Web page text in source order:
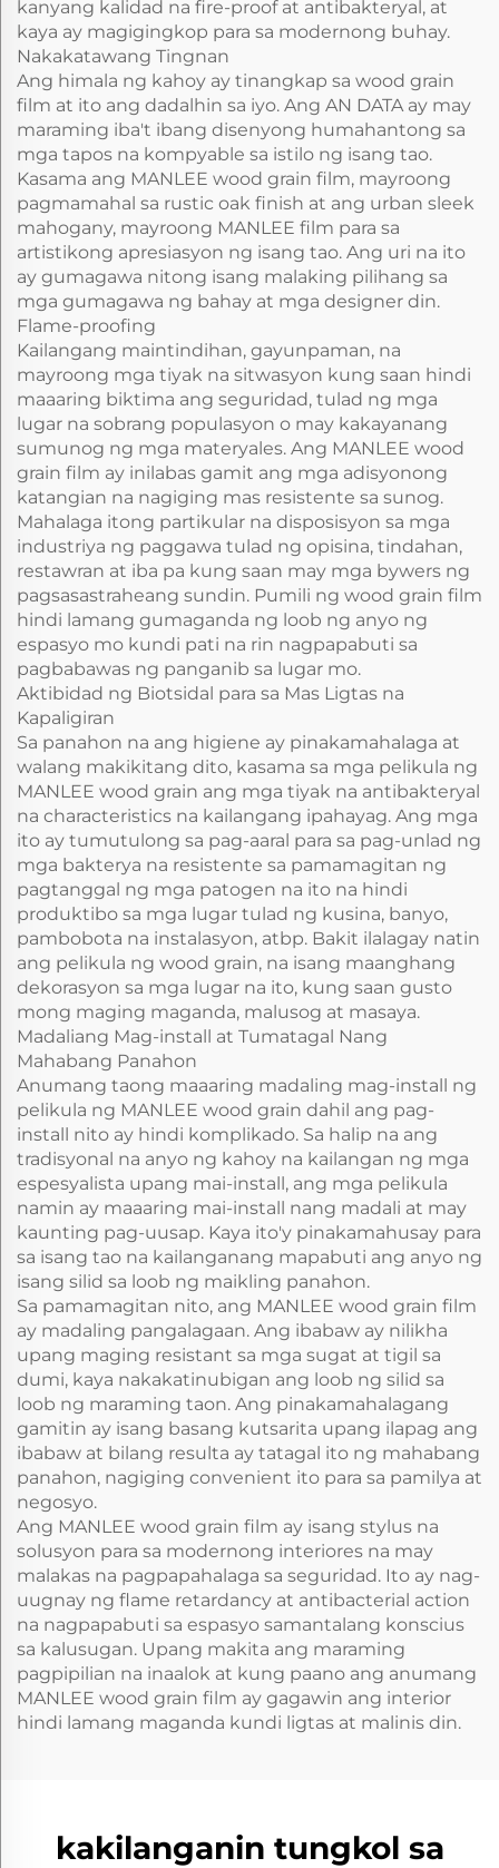
kanyang kalidad na fire-proof at antibakteryal, at
kaya ay magigingkop para sa modernong buhay.
Nakakatawang Tingnan
Ang himala ng kahoy ay tinangkap sa wood grain
film at ito ang dadalhin sa iyo. Ang AN DATA ay may
maraming iba't ibang disenyong humahantong sa
mga tapos na kompyable sa istilo ng isang tao.
Kasama ang MANLEE wood grain film, mayroong
pagmamahal sa rustic oak finish at ang urban sleek
mahogany, mayroong MANLEE film para sa
artistikong apresiasyon ng isang tao. Ang uri na ito
ay gumagawa nitong isang malaking pilihang sa
mga gumagawa ng bahay at mga designer din.
Flame-proofing
Kailangang maintindihan, gayunpaman, na
mayroong mga tiyak na sitwasyon kung saan hindi
maaaring biktima ang seguridad, tulad ng mga
lugar na sobrang populasyon o may kakayanang
sumunog ng mga materyales. Ang MANLEE wood
grain film ay inilabas gamit ang mga adisyonong
katangian na nagiging mas resistente sa sunog.
Mahalaga itong partikular na disposisyon sa mga
industriya ng paggawa tulad ng opisina, tindahan,
restawran at iba pa kung saan may mga bywers ng
pagsasastraheang sundin. Pumili ng wood grain film
hindi lamang gumaganda ng loob ng anyo ng
espasyo mo kundi pati na rin nagpapabuti sa
pagbabawas ng panganib sa lugar mo.
Aktibidad ng Biotsidal para sa Mas Ligtas na
Kapaligiran
Sa panahon na ang higiene ay pinakamahalaga at
walang makikitang dito, kasama sa mga pelikula ng
MANLEE wood grain ang mga tiyak na antibakteryal
na characteristics na kailangang ipahayag. Ang mga
ito ay tumutulong sa pag-aaral para sa pag-unlad ng
mga bakterya na resistente sa pamamagitan ng
pagtanggal ng mga patogen na ito na hindi
produktibo sa mga lugar tulad ng kusina, banyo,
pambobota na instalasyon, atbp. Bakit ilalagay natin
ang pelikula ng wood grain, na isang maanghang
dekorasyon sa mga lugar na ito, kung saan gusto
mong maging maganda, malusog at masaya.
Madaliang Mag-install at Tumatagal Nang
Mahabang Panahon
Anumang taong maaaring madaling mag-install ng
pelikula ng MANLEE wood grain dahil ang pag-
install nito ay hindi komplikado. Sa halip na ang
tradisyonal na anyo ng kahoy na kailangan ng mga
espesyalista upang mai-install, ang mga pelikula
namin ay maaaring mai-install nang madali at may
kaunting pag-uusap. Kaya ito'y pinakamahusay para
sa isang tao na kailanganang mapabuti ang anyo ng
isang silid sa loob ng maikling panahon.
Sa pamamagitan nito, ang MANLEE wood grain film
ay madaling pangalagaan. Ang ibabaw ay nilikha
upang maging resistant sa mga sugat at tigil sa
dumi, kaya nakakatinubigan ang loob ng silid sa
loob ng maraming taon. Ang pinakamahalagang
gamitin ay isang basang kutsarita upang ilapag ang
ibabaw at bilang resulta ay tatagal ito ng mahabang
panahon, nagiging convenient ito para sa pamilya at
negosyo.
Ang MANLEE wood grain film ay isang stylus na
solusyon para sa modernong interiores na may
malakas na pagpapahalaga sa seguridad. Ito ay nag-
uugnay ng flame retardancy at antibacterial action
na nagpapabuti sa espasyo samantalang konscius
sa kalusugan. Upang makita ang maraming
pagpipilian na inaalok at kung paano ang anumang
MANLEE wood grain film ay gagawin ang interior
hindi lamang maganda kundi ligtas at malinis din.
kakilanganin tungkol sa